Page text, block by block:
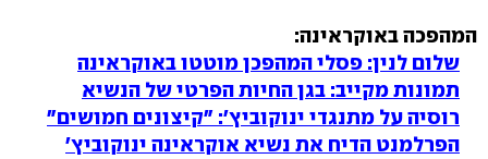
המהפכה באוקראינה:
שלום לנין: פסלי המהפכן מוטטו באוקראינה
תמונות מקייב: בגן החיות הפרטי של הנשיא
רוסיה על מתנגדי ינוקוביץ': "קיצונים חמושים"
הפרלמנט הדיח את נשיא אוקראינה ינוקוביץ'